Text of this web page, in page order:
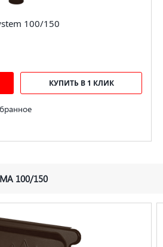
100/150
КУПИТЬ В 1 КЛИК
100/150